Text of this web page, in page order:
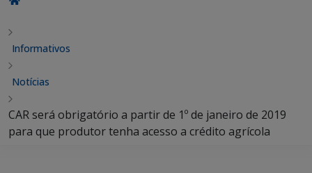
Informativos
Notícias
CAR será obrigatório a partir de 1º de janeiro de 2019
para que produtor tenha acesso a crédito agrícola